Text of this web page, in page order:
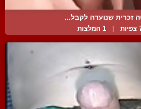
זכרית שנועדה לקבל...
1 המלצות